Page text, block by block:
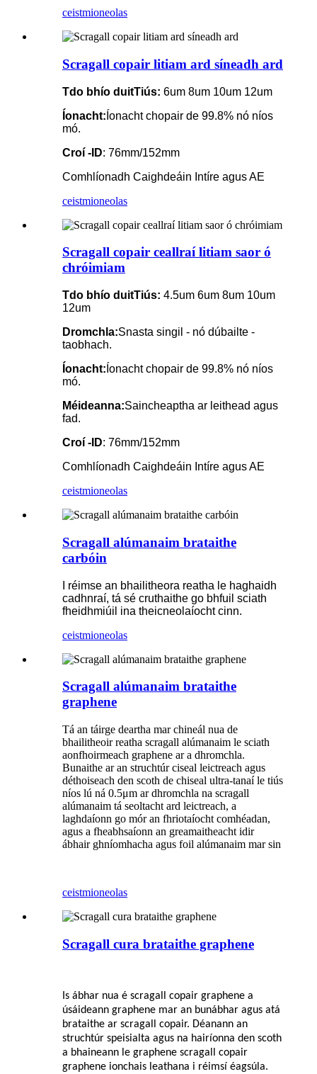
ceistmioneolas
Scragall copair litiam ard síneadh ard
Tdo bhío duitTiús: 6um 8um 10um 12um
Íonacht: Íonacht chopair de 99.8% nó níos
mó.
Croí -ID: 76mm/152mm
Comhlíonadh Caighdeáin Intíre agus AE
ceistmioneolas
Scragall copair ceallraí litiam saor ó
chróimiam
Tdo bhío duitTiús: 4.5um 6um 8um 10um
12um
Dromchla:Snasta singil - nó dúbailte -
taobhach.
Íonacht: Íonacht chopair de 99.8% nó níos
mó.
Méideanna:Saincheaptha ar leithead agus
fad.
Croí -ID: 76mm/152mm
Comhlíonadh Caighdeáin Intíre agus AE
ceistmioneolas
Scragall alúmanaim brataithe
carbóin
I réimse an bhailitheora reatha le haghaidh
cadhnraí, tá sé cruthaithe go bhfuil sciath
fheidhmiúil ina theicneolaíocht cinn.
ceistmioneolas
Scragall alúmanaim brataithe
graphene
Tá an táirge deartha mar chineál nua de
bhailitheoir reatha scragall alúmanaim le sciath
aonfhoirmeach graphene ar a dhromchla.
Bunaithe ar an struchtúr ciseal leictreach agus
déthoiseach den scoth de chiseal ultra-tanaí le tiús
níos lú ná 0.5μm ar dhromchla na scragall
alúmanaim tá seoltacht ard leictreach, a
laghdaíonn go mór an fhriotaíocht comhéadan,
agus a fheabhsaíonn an greamaitheacht idir
ábhair ghníomhacha agus foil alúmanaim mar sin
ceistmioneolas
Scragall cura brataithe graphene
Is ábhar nua é scragall copair graphene a
úsáideann graphene mar an bunábhar agus atá
brataithe ar scragall copair. Déanann an
struchtúr speisialta agus na hairíonna den scoth
a bhaineann le graphene scragall copair
graphene ionchais leathana i réimsí éagsúla.